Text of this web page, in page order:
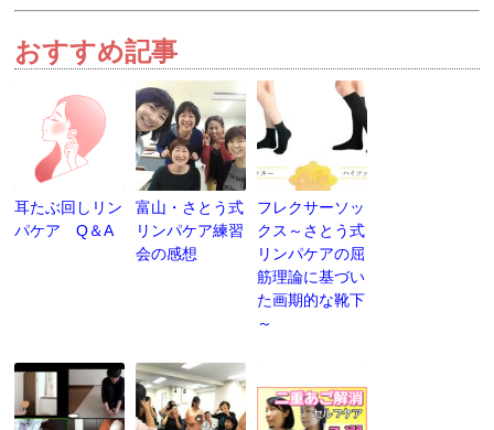
おすすめ記事
耳たぶ回しリン
パケア Q＆A
富山・さとう式
リンパケア練習
会の感想
フレクサーソッ
クス～さとう式
リンパケアの屈
筋理論に基づい
た画期的な靴下
～